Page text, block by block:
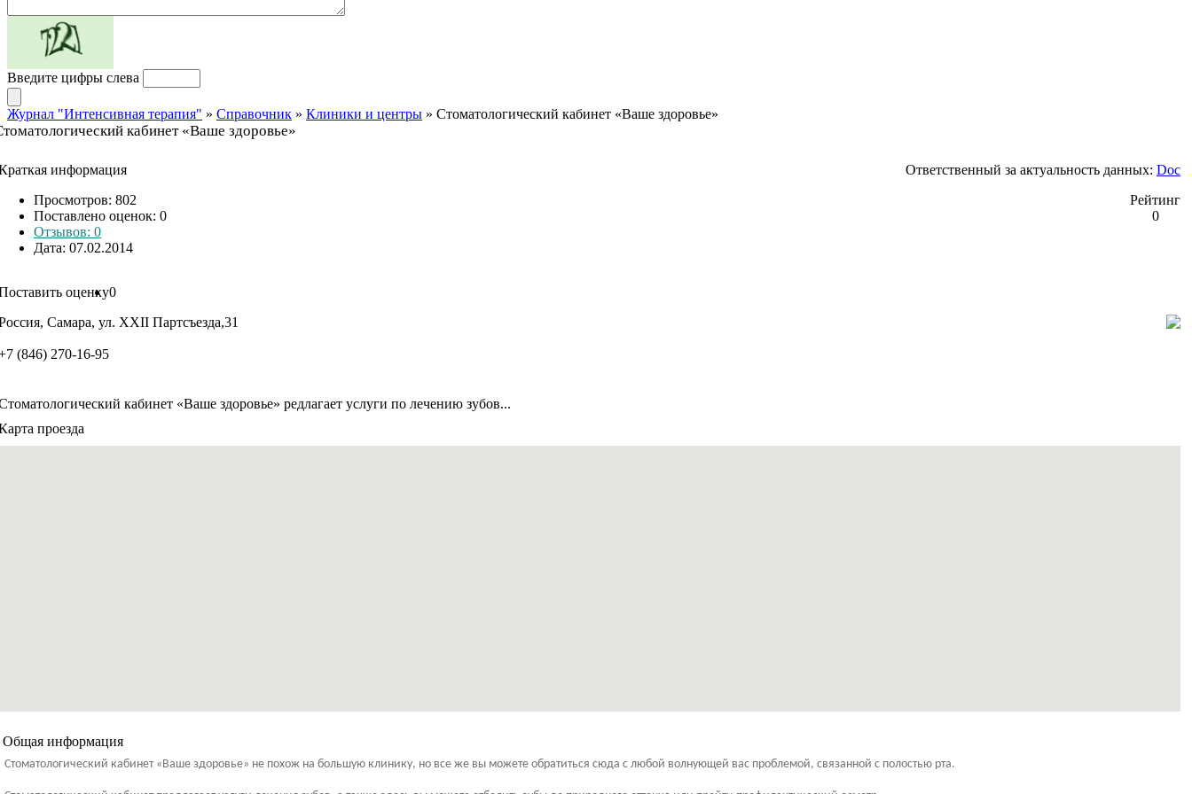
Введите цифры слева
Журнал "Интенсивная терапия" » Справочник » Клиники и центры » Стоматологический кабинет «Ваше здоровье»
кабинет «Ваше здоровье»
информация Ответственный за актуальность данных: Doc
Рейтинг
0
Просмотров: 802
Поставлено оценок: 0
Отзывов: 0
Дата: 07.02.2014
оценку0
Самара, ул. XXII Партсъезда,31
(846) 270-16-95
кабинет «Ваше здоровье» редлагает услуги по лечению зубов...
проезда
Общая информация
Стоматологический кабинет «Ваше здоровье» не похож на большую клинику, но все же вы можете обратиться сюда с любой волнующей вас проблемой, связанной с полостью рта.